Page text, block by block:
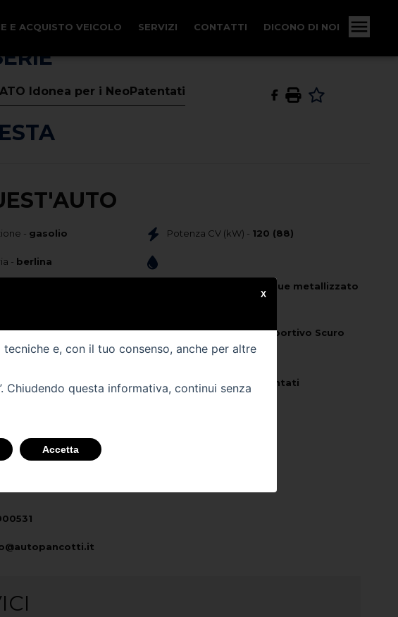
E ACQUISTO VEICOLO SERVIZI CONTATTI DICONO DI NOI
Idonea per i NeoPatentati
- gasolio
- berlina
(6)
Potenza CV (kW) - 120 (88)
Chrome Blue metallizzato
Colore Interno -Tessuto Sportivo Scuro
Km -101000
Veicolo per Neo Patentati
DIRETTAMENTE
e, con il tuo consenso, anche per altre
Chiudendo questa informativa, continui senza
Accetta
X